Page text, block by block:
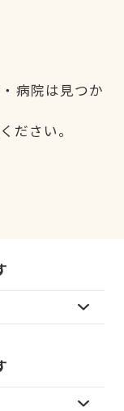
病院は見つか
ださい。